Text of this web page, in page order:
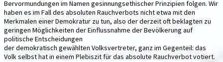
Bervormundungen im Namen gesinnungsethischer Prinzipien folgen. Wir
haben es im Fall des absoluten Rauchverbots nicht etwa mit den
Merkmalen einer Demokratur zu tun, also der derzeit oft beklagten zu
geringen Möglichkeiten der Einflussnahme der Bevölkerung auf
politische Entscheidungen
der demokratisch gewählten Volksvertreter, ganz im Gegenteil: das
Volk selbst hat in einem Plebiszit für das absolute Rauchverbot votiert.